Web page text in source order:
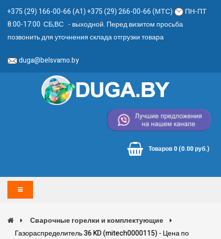
+375 (29) 166-00-66 (А1) +375 (29) 266-00-66 (МТС)
ПН-ПТ
8:00-17:00 СБ,ВС - выходной. Перед визитом просьба
позвонить для уточнения склада отгрузки товара
duga@belsvamo.by
Товаров 0 (0.00 руб.)
Сварочные горелки и комплектующие
Газораспределитель 36 KD (mitech0000115) - Цена по